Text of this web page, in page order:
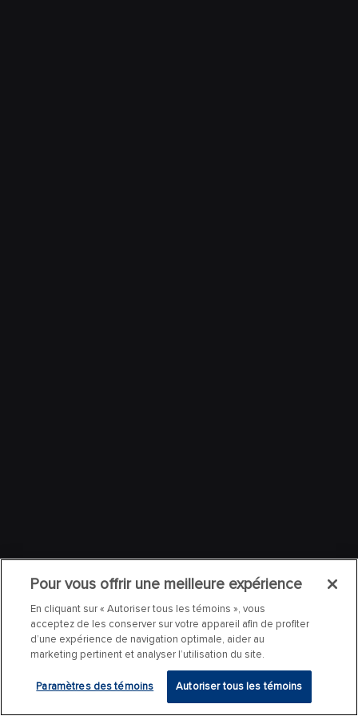
Pour vous offrir une meilleure expérience
En cliquant sur « Autoriser tous les témoins », vous
acceptez de les conserver sur votre appareil afin de profiter
d’une expérience de navigation optimale, aider au
marketing pertinent et analyser l’utilisation du site.
Paramètres des témoins Autoriser tous les témoins